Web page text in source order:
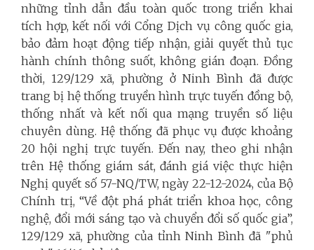
những tỉnh dẫn đầu toàn quốc trong triển khai
tích hợp, kết nối với Cổng Dịch vụ công quốc gia,
bảo đảm hoạt động tiếp nhận, giải quyết thủ tục
hành chính thông suốt, không gián đoạn. Đồng
thời, 129/129 xã, phường ở Ninh Bình đã được
trang bị hệ thống truyền hình trực tuyến đồng bộ,
thống nhất và kết nối qua mạng truyền số liệu
chuyên dùng. Hệ thống đã phục vụ được khoảng
20 hội nghị trực tuyến. Đến nay, theo ghi nhận
trên Hệ thống giám sát, đánh giá việc thực hiện
Nghị quyết số 57-NQ/TW, ngày 22-12-2024, của Bộ
Chính trị, “Về đột phá phát triển khoa học, công
nghệ, đổi mới sáng tạo và chuyển đổi số quốc gia”,
129/129 xã, phường của tỉnh Ninh Bình đã "phủ